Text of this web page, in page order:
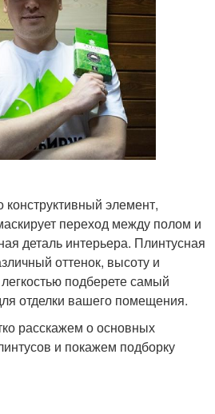
конструктивный элемент,
переход между полом и
деталь интерьера. Плинтусная
оттенок, высоту и
подберете самый
отделки вашего помещения.
расскажем о основных
и покажем подборку